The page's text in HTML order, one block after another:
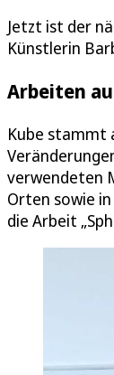
Jetzt ist der
Künstlerin
Arbeiten
Kube stammt
verwendeten
Orten sowie
die Arbeit